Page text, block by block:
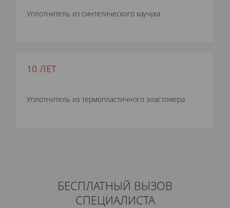
Уплотнитель из синтетического каучука
10 ЛЕТ
Уплотнитель из термопластичного эластомера
БЕСПЛАТНЫЙ ВЫЗОВ
СПЕЦИАЛИСТА